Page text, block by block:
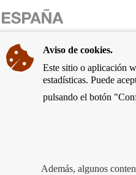
Aviso de cookies.
Este sitio o aplicación
estadísticas. Puede
pulsando el botón
Además, algunos